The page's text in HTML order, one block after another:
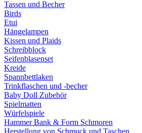
Tassen und Becher
Birds
Etui
Hängelampen
Kissen und Plaids
Schreibblock
Seifenblasenset
Kreide
Spannbettlaken
Trinkflaschen und -becher
Baby Doll Zubehör
Spielmatten
Würfelspiele
Hammer Bank & Form Schmoren
Herstellung von Schmuck und Taschen